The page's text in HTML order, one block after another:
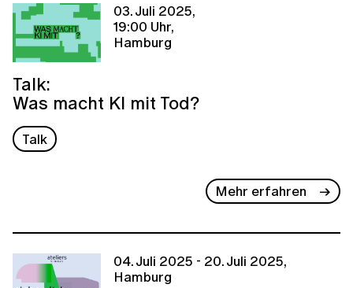
03. Juli 2025,
19:00 Uhr,
Hamburg
Talk:
Was macht KI mit Tod?
Talk
Mehr erfahren
04. Juli 2025 - 20. Juli 2025,
Hamburg